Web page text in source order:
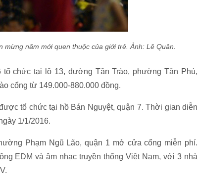
năm mới quen thuộc của giới trẻ. Ảnh: Lê Quân.
chức tại lô 13, đường Tân Trào, phường Tân Phú,
cổng từ 149.000-880.000 đồng.
tổ chức tại hồ Bán Nguyệt, quận 7. Thời gian diễn
1/1/2016.
Phạm Ngũ Lão, quận 1 mở cửa cổng miễn phí.
EDM và âm nhạc truyền thống Việt Nam, với 3 nhà